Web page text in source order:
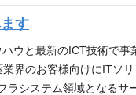
保守まで、一気通貫し
す
ウと最新のICT技術で
界のお客様向けにITソ
システム領域となる